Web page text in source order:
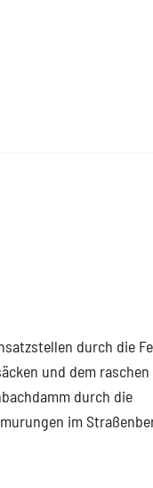
durch die
und dem raschen
durch die
im